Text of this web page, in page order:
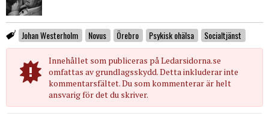
Johan Westerholm Novus Örebro Psykisk ohälsa Socialtjänst
Innehållet som publiceras på Ledarsidorna.se
omfattas av grundlagsskydd. Detta inkluderar inte
kommentarsfältet. Du som kommenterar är helt
ansvarig för det du skriver.